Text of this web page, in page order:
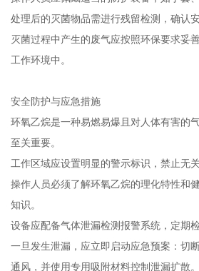
处理后的灭菌物品需进行残留检测，确认
灭菌过程中产生的废气应按照环保要求妥
工作环境中。
安全防护与应急措施
环氧乙烷是一种易燃易爆且对人体有害的
至关重要。
工作区域应设置明显的警示标识，禁止无关
操作人员必须了解环氧乙烷的理化特性和
知识。
设备应配备气体泄漏检测报警系统，定期
一旦发生泄漏，应立即启动应急预案：切
通风，并使用专用吸附材料控制泄漏扩散。